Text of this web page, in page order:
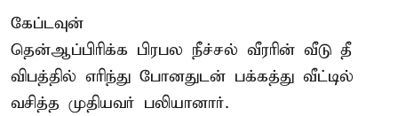
கேப்டவுன்
தென்ஆப்பிரிக்க பிரபல நீச்சல் வீரரின் வீடு தீ
விபத்தில் எரிந்து போனதுடன் பக்கத்து வீட்டில்
வசித்த முதியவர் பலியானார்.